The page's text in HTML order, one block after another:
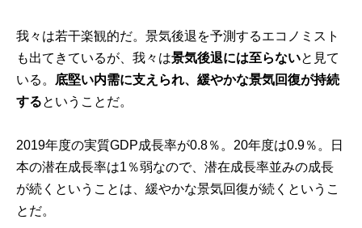
我々は若干楽観的だ。景気後退を予測するエコノミスト
も出てきているが、我々は景気後退には至らないと見て
いる。 底堅い内需に支えられ、緩やかな景気回復が持続
するということだ。
2019年度の実質GDP成長率が0.8％。20年度は0.9％。日
本の潜在成長率は1％弱なので、潜在成長率並みの成長
が続くということは、緩やかな景気回復が続くというこ
とだ。